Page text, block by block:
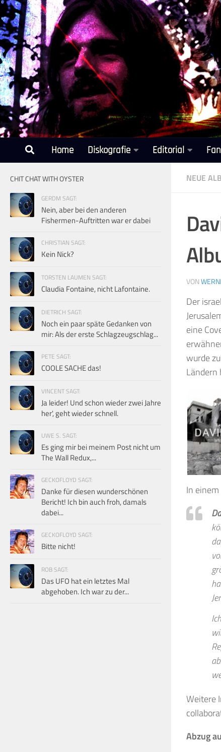
Unter dem Inhalt
Home Diskografie Editorial
NEUE
VON
Der
eine
wurde
In
Weitere
Abzug
CHIT CHAT WITH OYSTER
GERDM SAGT:
Nein, aber bei den anderen
Fishermen-Auftritten war er dabei
CHRISTIAN SAGT:
Kein Nick?
TORSTEN LAUMEN SAGT:
Claudia Fontaine, nicht Lafontaine.
DIETRICH SAGT:
Noch ein paar späte Gedanken von
mir: Als der erste Schlagzeugschlag...
PETE SAGT:
COOLE SACHE das!
VINCENT SAGT:
Ja leider! Und schon wieder zwei Jahre
her', geht wieder schnell.
UWE S. SAGT:
Es ging mir bei meinem Post nicht um
The Wall Redux,...
GECKOFLOYD SAGT:
Danke für diesen wunderschönen
Bericht! Ich bin auch froh, damals
dabei...
GECKOFLOYD SAGT:
Bitte nicht!
ROB SAGT:
Das UFO hat ein letztes Mal
abgehoben. Ich war zu der...